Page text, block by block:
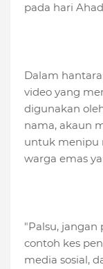
pada hari
Dalam
video yang
digunakan
nama, akaun
untuk menipu
warga emas
"Palsu, jangan
contoh kes
media sosial,